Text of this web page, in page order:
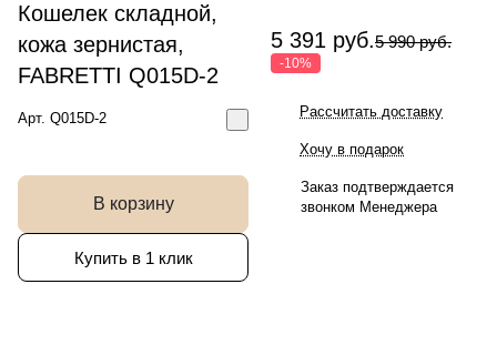
Кошелек складной,
кожа зернистая,
FABRETTI Q015D-2
Арт. Q015D-2
В корзину
Купить в 1 клик
5 391 руб.5 990 руб.
-10%
Рассчитать доставку
Хочу в подарок
Заказ подтверждается
звонком Менеджера